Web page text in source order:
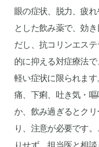
眼の症状、脱力、疲
とした飲み薬で、効
だし、抗コリンエス
的に抑える対症療法
軽い症状に限られま
痛、下痢、吐き気・
か、飲み過ぎるとク
り、注意が必要です